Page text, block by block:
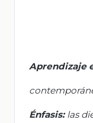
Aprendizaje
Énfasis:las